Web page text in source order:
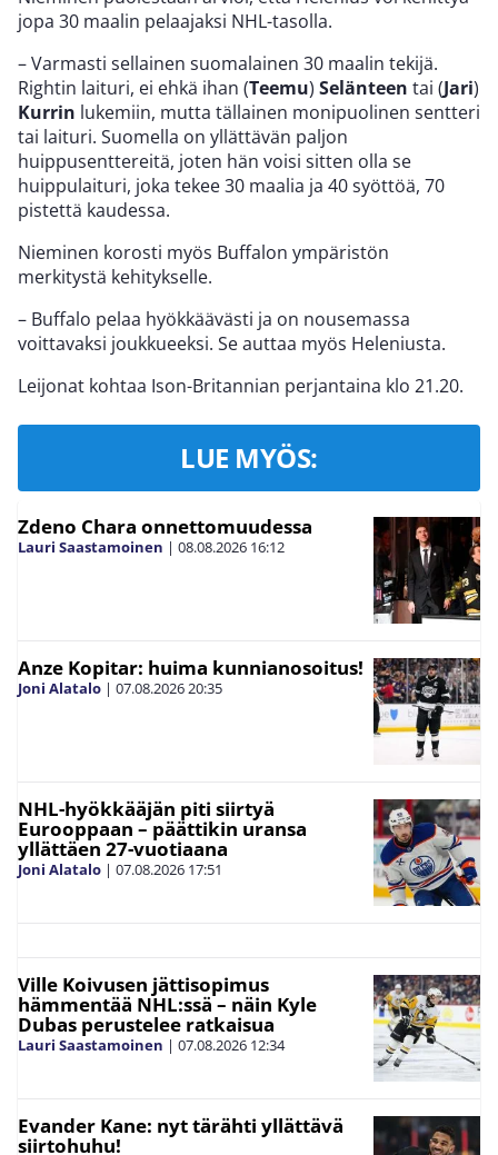
jopa 30 maalin pelaajaksi NHL-tasolla.
– Varmasti sellainen suomalainen 30 maalin tekijä.
Rightin laituri, ei ehkä ihan (Teemu) Selänteen tai (Jari)
Kurrin lukemiin, mutta tällainen monipuolinen sentteri
tai laituri. Suomella on yllättävän paljon
huippusenttereitä, joten hän voisi sitten olla se
huippulaituri, joka tekee 30 maalia ja 40 syöttöä, 70
pistettä kaudessa.
Nieminen korosti myös Buffalon ympäristön
merkitystä kehitykselle.
– Buffalo pelaa hyökkäävästi ja on nousemassa
voittavaksi joukkueeksi. Se auttaa myös Heleniusta.
Leijonat kohtaa Ison-Britannian perjantaina klo 21.20.
LUE MYÖS:
Zdeno Chara onnettomuudessa
Lauri Saastamoinen | 08.08.2026 16:12
Anze Kopitar: huima kunnianosoitus!
Joni Alatalo | 07.08.202620:35
NHL-hyökkääjän piti siirtyä
Eurooppaan – päättikin uransa
yllättäen 27-vuotiaana
Joni Alatalo | 07.08.2026 17:51
Ville Koivusen jättisopimus
hämmentää NHL:ssä – näin Kyle
Dubas perustelee ratkaisua
Lauri Saastamoinen | 07.08.2026 12:34
Evander Kane: nyt tärähti yllättävä
siirtohuhu!